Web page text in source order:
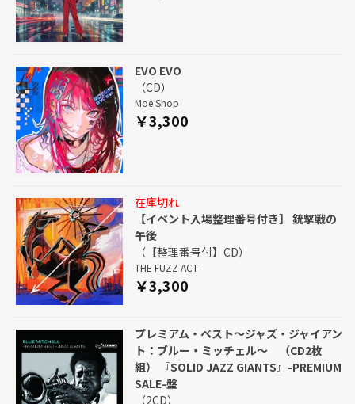
EVO EVO
（CD）
Moe Shop
￥3,300
在庫切れ
【イベント入場整理番号付き】 銃撃戦の
午後
（【整理番号付】CD）
THE FUZZ ACT
￥3,300
プレミアム・ベスト～ジャズ・ジャイアン
ト：ブルー・ミッチェル～ （CD2枚
組） 『SOLID JAZZ GIANTS』-PREMIUM
SALE-盤
（2CD）